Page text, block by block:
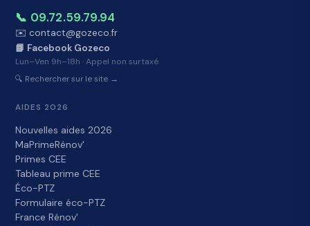
📞 09.72.59.79.94
✉️ contact@gozeco.fr
📘 Facebook Gozeco
Lun–Ven 9h–18h · Appel non surtaxé
🔍 Rechercher sur le site →
AIDES 2026
Nouvelles aides 2026
MaPrimeRénov'
Primes CEE
Tableau prime CEE
Éco-PTZ
Formulaire éco-PTZ
France Rénov'